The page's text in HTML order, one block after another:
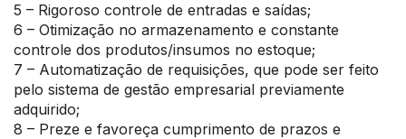
5 – Rigoroso controle de entradas e saídas;
6 – Otimização no armazenamento e constante
controle dos produtos/insumos no estoque;
7 – Automatização de requisições, que pode ser feito
pelo sistema de gestão empresarial previamente
adquirido;
8 – Preze e favoreça cumprimento de prazos e